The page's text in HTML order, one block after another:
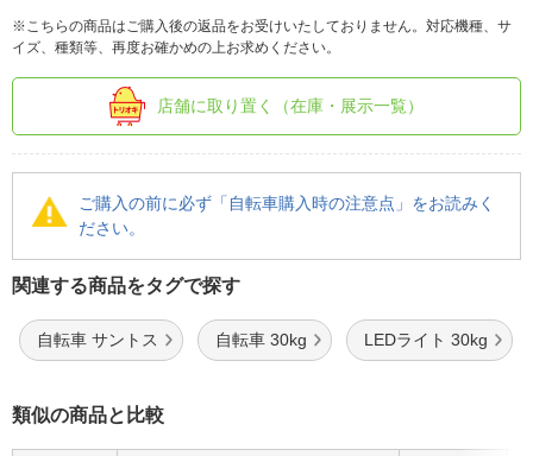
※こちらの商品はご購入後の返品をお受けいたしておりません。対応機種、サ
イズ、種類等、再度お確かめの上お求めください。
店舗に取り置く（在庫・展示一覧）
ご購入の前に必ず「自転車購入時の注意点」をお読みく
ださい。
関連する商品をタグで探す
自転車 サントス 自転車 30kg LEDライト 30kg
類似の商品と比較